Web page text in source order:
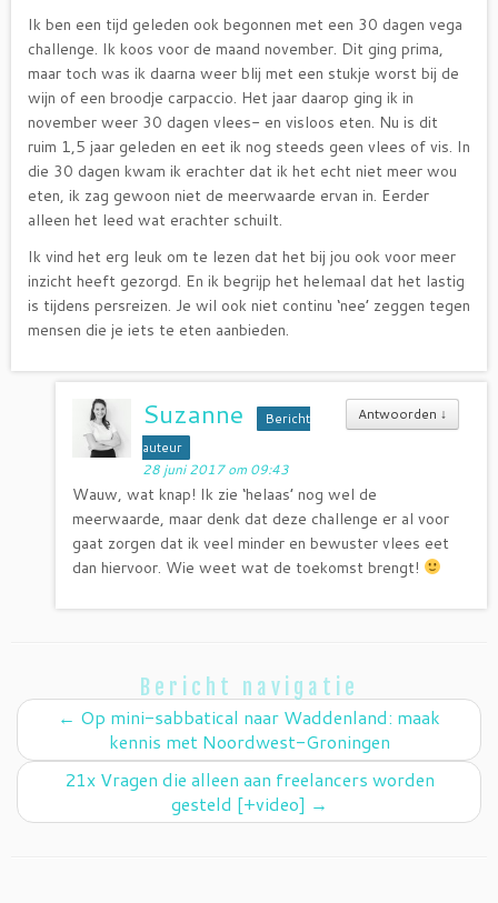
Ik ben een tijd geleden ook begonnen met een 30 dagen vega
challenge. Ik koos voor de maand november. Dit ging prima,
maar toch was ik daarna weer blij met een stukje worst bij de
wijn of een broodje carpaccio. Het jaar daarop ging ik in
november weer 30 dagen vlees- en visloos eten. Nu is dit
ruim 1,5 jaar geleden en eet ik nog steeds geen vlees of vis. In
die 30 dagen kwam ik erachter dat ik het echt niet meer wou
eten, ik zag gewoon niet de meerwaarde ervan in. Eerder
alleen het leed wat erachter schuilt.
Ik vind het erg leuk om te lezen dat het bij jou ook voor meer
inzicht heeft gezorgd. En ik begrijp het helemaal dat het lastig
is tijdens persreizen. Je wil ook niet continu ‘nee’ zeggen tegen
mensen die je iets te eten aanbieden.
Antwoorden ↓
Suzanne
Bericht
auteur
28 juni 2017 om 09:43
Wauw, wat knap! Ik zie ‘helaas’ nog wel de
meerwaarde, maar denk dat deze challenge er al voor
gaat zorgen dat ik veel minder en bewuster vlees eet
dan hiervoor. Wie weet wat de toekomst brengt!
Bericht navigatie
← Op mini-sabbatical naar Waddenland: maak
kennis met Noordwest-Groningen
21x Vragen die alleen aan freelancers worden
gesteld [+video] →